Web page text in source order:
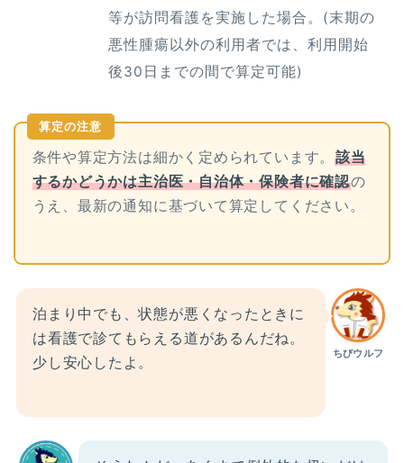
等が訪問看護を実施した場合。(末期の
悪性腫瘍以外の利用者では、利用開始
後30日までの間で算定可能)
算定の注意
条件や算定方法は細かく定められています。該当
するかどうかは主治医・自治体・保険者に確認の
うえ、最新の通知に基づいて算定してください。
ちびウルフ
泊まり中でも、状態が悪くなったときに
は看護で診てもらえる道があるんだね。
少し安心したよ。